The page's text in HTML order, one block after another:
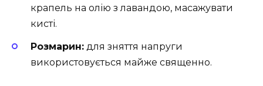
крапель на олію з лавандою, масажувати
кисті.
Розмарин: для зняття напруги
використовується майже священно.